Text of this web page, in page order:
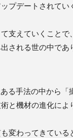
プデートされて
支えていくことで、
される世の中であ
る手法の中から「
と機材の進化によ
変わってきている